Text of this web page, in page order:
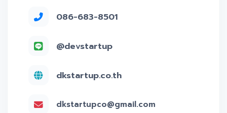
086-683-8501
@devstartup
dkstartup.co.th
dkstartupco@gmail.com